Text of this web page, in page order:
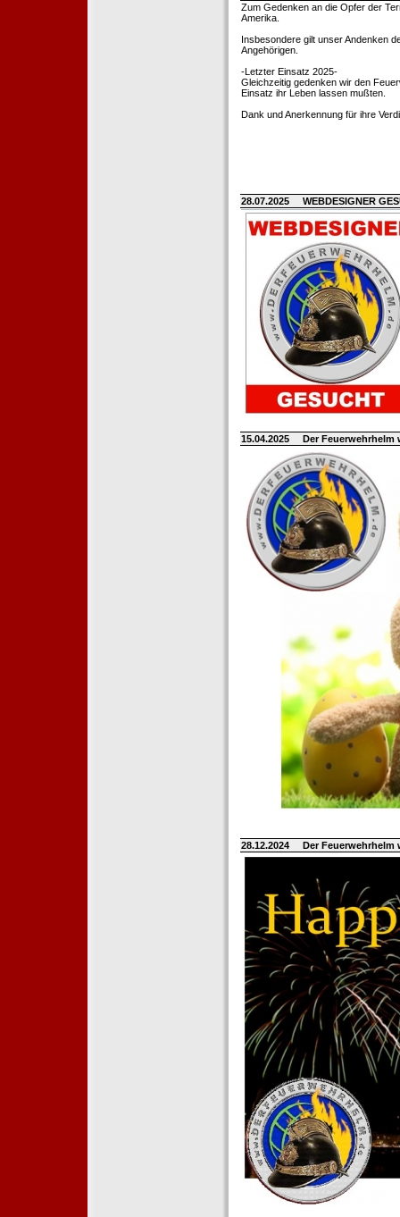
Zum Gedenken an die Opfer der
Amerika.
Insbesondere gilt unser Andenken
Angehörigen.
-Letzter Einsatz 2025-
Gleichzeitig gedenken wir den
Einsatz ihr Leben lassen mußten.
Dank und Anerkennung für ihre
28.07.2025 WEBDESIGNER
15.04.2025 Der
28.12.2024 Der